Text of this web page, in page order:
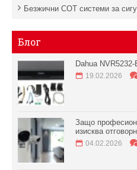
Безжични СОТ системи за
Блог
Dahua
19.02.2026
Защо
изисква
04.02.2026